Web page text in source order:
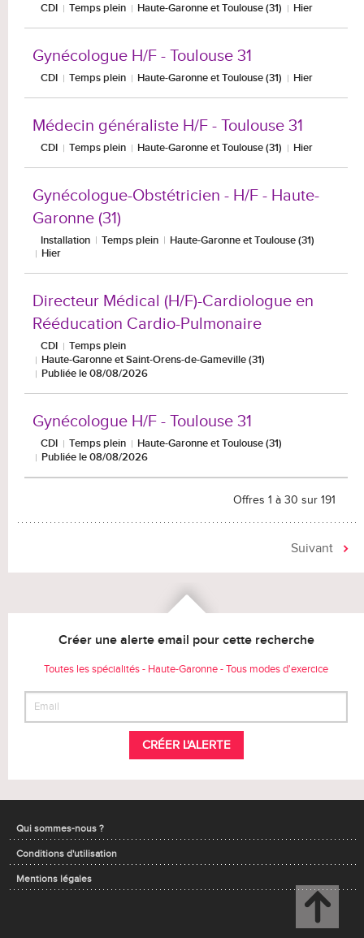
CDI Temps plein Haute-Garonne et Toulouse (31) Hier
Gynécologue H/F - Toulouse 31
CDI Temps plein Haute-Garonne et Toulouse (31) Hier
Médecin généraliste H/F - Toulouse 31
CDI Temps plein Haute-Garonne et Toulouse (31) Hier
Gynécologue-Obstétricien - H/F - Haute-
Garonne (31)
Installation Temps plein
Haute-Garonne et Toulouse (31)
Hier
Directeur Médical (H/F)-Cardiologue en
Rééducation Cardio-Pulmonaire
CDI
Temps plein
Haute-Garonne et Saint-Orens-de-Gameville (31)
Publiée le 08/08/2026
Gynécologue H/F - Toulouse 31
CDI Temps plein
Haute-Garonne et Toulouse (31)
Publiée le 08/08/2026
Offres 1 à 30 sur 191
Suivant
Créer une alerte email pour cette recherche
Toutes les spécialités - Haute-Garonne - Tous modes d'exercice
CRÉER L'ALERTE
Qui sommes-nous ?
Conditions d'utilisation
Mentions légales